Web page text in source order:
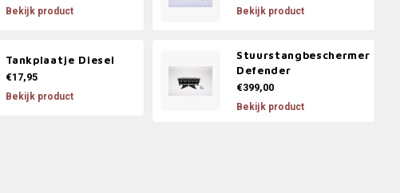
Bekijk product
Bekijk product
Tankplaatje Diesel
€17,95
Bekijk product
Stuurstangbeschermer
Defender
€399,00
Bekijk product